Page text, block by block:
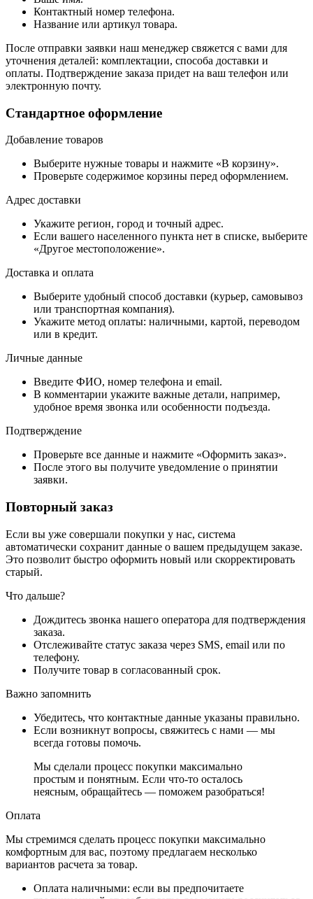
Контактный номер телефона.
Название или артикул товара.
После отправки заявки наш менеджер свяжется с вами для
уточнения деталей: комплектации, способа доставки и
оплаты. Подтверждение заказа придет на ваш телефон или
электронную почту.
Стандартное оформление
Добавление товаров
Выберите нужные товары и нажмите «В корзину».
Проверьте содержимое корзины перед оформлением.
Адрес доставки
Укажите регион, город и точный адрес.
Если вашего населенного пункта нет в списке, выберите
«Другое местоположение».
Доставка и оплата
Выберите удобный способ доставки (курьер, самовывоз
или транспортная компания).
Укажите метод оплаты: наличными, картой, переводом
или в кредит.
Личные данные
Введите ФИО, номер телефона и email.
В комментарии укажите важные детали, например,
удобное время звонка или особенности подъезда.
Подтверждение
Проверьте все данные и нажмите «Оформить заказ».
После этого вы получите уведомление о принятии
заявки.
Повторный заказ
Если вы уже совершали покупки у нас, система
автоматически сохранит данные о вашем предыдущем заказе.
Это позволит быстро оформить новый или скорректировать
старый.
Что дальше?
Дождитесь звонка нашего оператора для подтверждения
заказа.
Отслеживайте статус заказа через SMS, email или по
телефону.
Получите товар в согласованный срок.
Важно запомнить
Убедитесь, что контактные данные указаны правильно.
Если возникнут вопросы, свяжитесь с нами — мы
всегда готовы помочь.
Мы сделали процесс покупки максимально
простым и понятным. Если что-то осталось
неясным, обращайтесь — поможем разобраться!
Оплата
Мы стремимся сделать процесс покупки максимально
комфортным для вас, поэтому предлагаем несколько
вариантов расчета за товар.
Оплата наличными: если вы предпочитаете